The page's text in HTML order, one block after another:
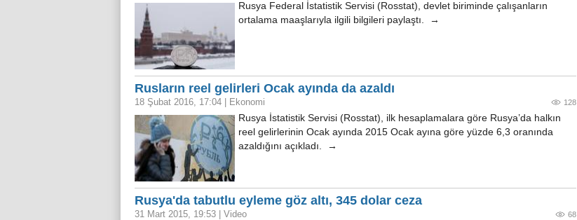
Rusya Federal İstatistik Servisi (Rosstat), devlet biriminde çalışanların
ortalama maaşlarıyla ilgili bilgileri paylaştı. →
Rusların reel gelirleri Ocak ayında da azaldı
18 Şubat 2016, 17:04 Ekonomi 128
Rusya İstatistik Servisi (Rosstat), ilk hesaplamalara göre Rusya’da halkın
reel gelirlerinin Ocak ayında 2015 Ocak ayına göre yüzde 6,3 oranında
azaldığını açıkladı. →
Rusya'da tabutlu eyleme göz altı, 345 dolar ceza
31 Mart 2015, 19:53 Video 68